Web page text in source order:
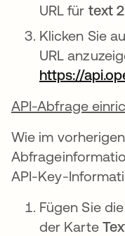
URL für text 2
Klicken Sie
URL
https://
API-Abfrage
Wie im
API-Key-
Fügen Sie
der Karte